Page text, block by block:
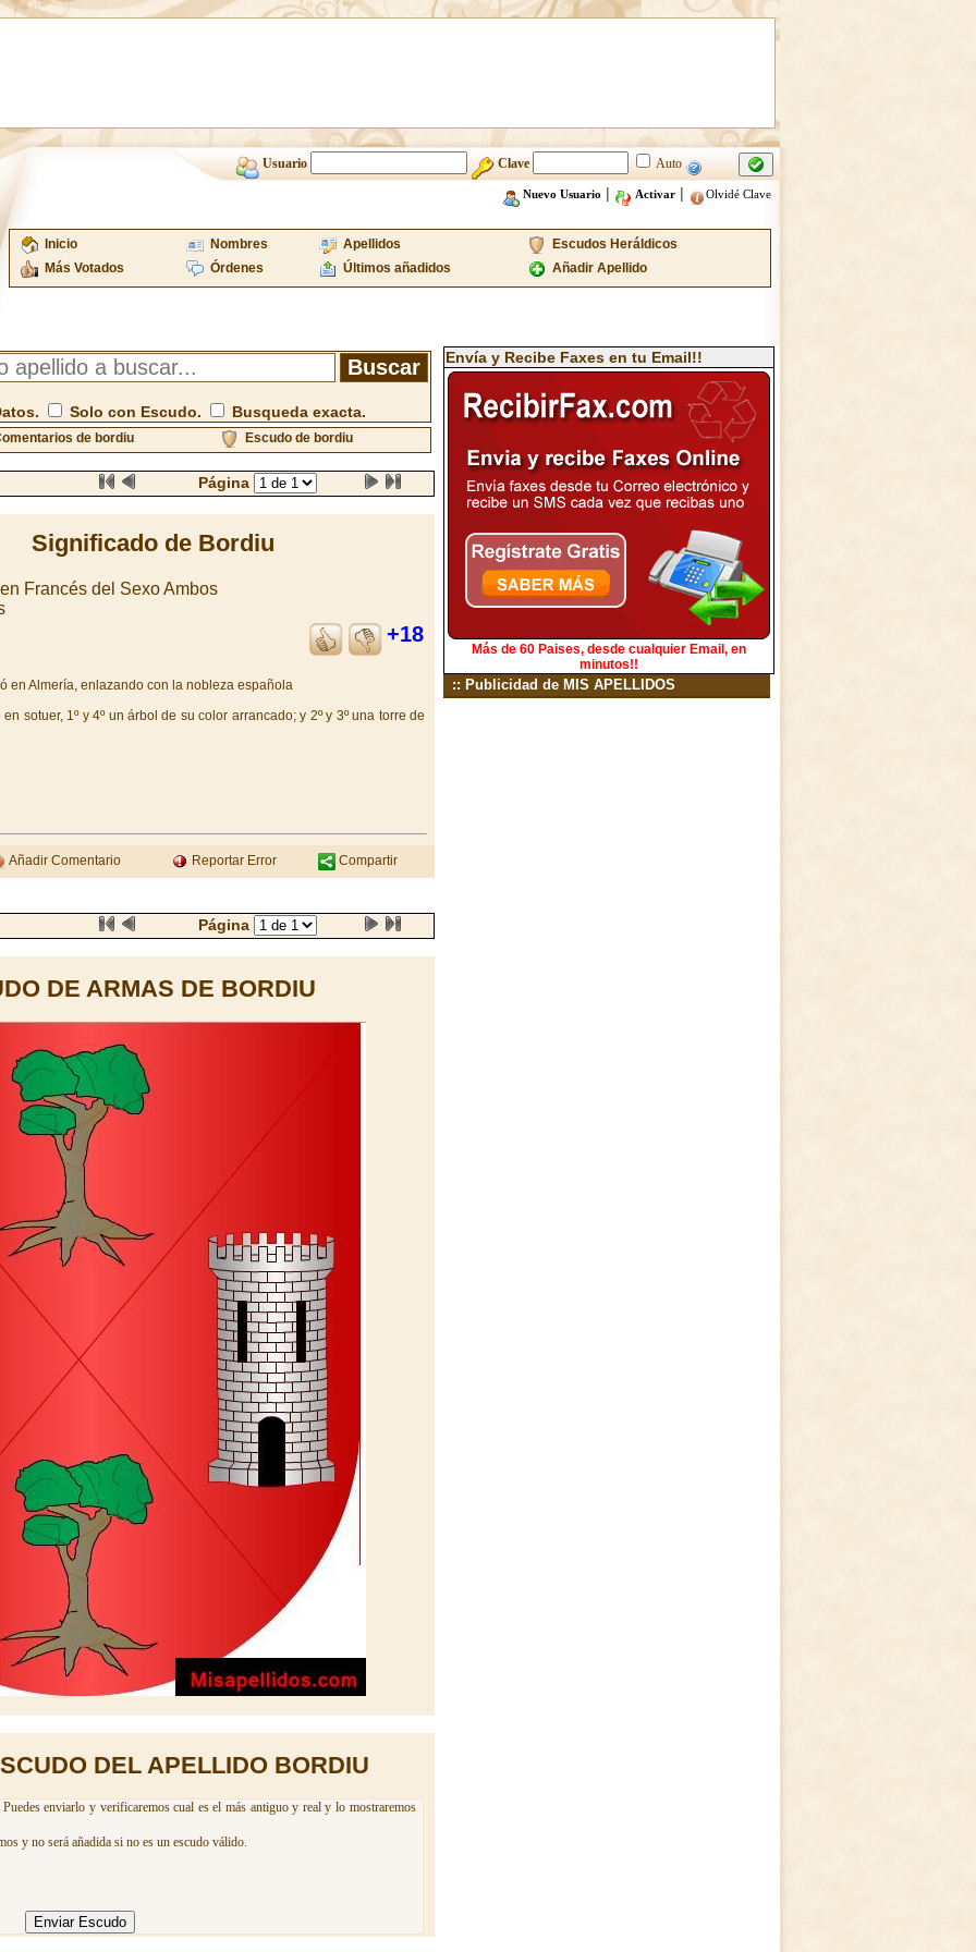
Usuario Clave Auto
Nuevo Usuario | Activar| Olvidé Clave
Inicio Nombres Apellidos
Escudos Heráldicos
Más Votados
Órdenes Últimos añadidos Añadir Apellido
Solo con Escudo. Busqueda exacta.
de bordiu Escudo de bordiu
Página
Significado de Bordiu
Francés del Sexo Ambos
+18
en Almería, enlazando con la nobleza española
sotuer, 1º y 4º un árbol de su color arrancado; y 2º y 3º una torre de
Añadir Comentario Reportar Error Compartir
Página
DE ARMAS DE BORDIU
DEL APELLIDO BORDIU
enviarlo y verificaremos cual es el más antiguo y real y lo mostraremos
y no será añadida si no es un escudo válido.
Envía y Recibe Faxes en tu Email!!
Más de 60 Paises, desde cualquier Email, en
minutos!!
:: Publicidad de MIS APELLIDOS